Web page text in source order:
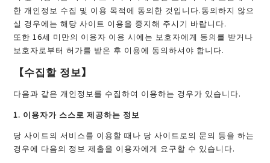
한 개인정보 수집 및 이용 목적에 동의한 것입니다.동의하지 않으
실 경우에는 해당 사이트 이용을 중지해 주시기 바랍니다.
또한 16세 미만의 이용자 이용 시에는 보호자에게 동의를 받거나
보호자로부터 허가를 받은 후 이용에 동의하셔야 합니다.
【수집할 정보】
다음과 같은 개인정보를 수집하여 이용하는 경우가 있습니다.
1. 이용자가 스스로 제공하는 정보
당 사이트의 서비스를 이용할 때나 당 사이트로의 문의 등을 하는
경우에 다음의 정보 제출을 이용자에게 요구할 수 있습니다.